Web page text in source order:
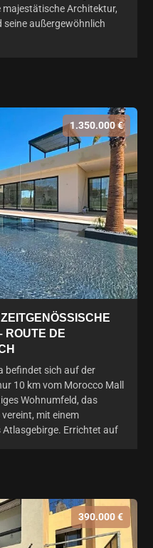
majestätische Architektur,
seine außergewöhnlich
1.350.000 €
V
DE T
befindet sich auf der
10 km vom Morocco Mall
Wohnumfeld, das
mit einem
Errichtet auf
390.000 €